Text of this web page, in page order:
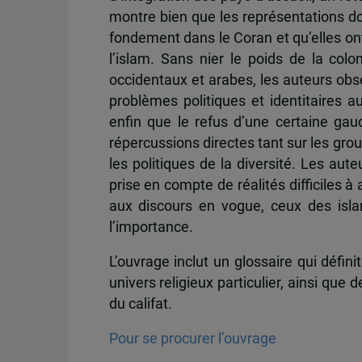
montre bien que les représentations
fondement dans le Coran et qu’elles
l’islam. Sans nier le poids de la
occidentaux et arabes, les auteurs
problèmes politiques et identitaires
enfin que le refus d’une certaine
répercussions directes tant sur les
les politiques de la diversité. Les
prise en compte de réalités difficiles à
aux discours en vogue, ceux des
l’importance.
L’ouvrage inclut un glossaire qui
univers religieux particulier, ainsi que
du califat.
Pour se procurer l’ouvrage